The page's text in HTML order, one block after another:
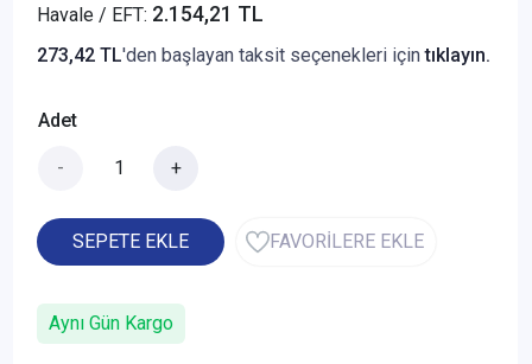
Havale / EFT: 2.154,21 TL
273,42 TL'den başlayan taksit seçenekleri içintıklayın.
Adet
- +
SEPETE EKLE FAVORİLERE EKLE
Aynı Gün Kargo